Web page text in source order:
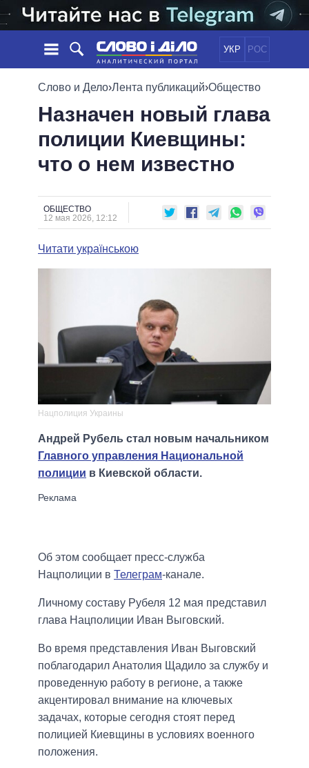
УКР РОС
НОВОСТИ
ЛЕНТА
СОБЫТИЯ
СТАТЬИ
ОБЗОРЫ
ДАЙДЖЕСТЫ
ПОЛИТИКА
ЭКОНОМИКА
ОБЩЕСТВО
ОБЕЩАНИЯ
ПОЛИТИКИ
ПРЕЗИДЕНТ И ОФИС
ВЕРХОВНАЯ РАДА
ВИДЕО
СРАВНЕНИЕ ПОЛИТИКОВ
Слово и Дело›Лента публикаций›Общество
Назначен новый глава
полиции Киевщины:
что о нем известно
ОБЩЕСТВО
12 мая 2026, 12:12
Читати українською
Нацполиция Украины
Андрей Рубель стал новым начальником
Главного управления Национальной
полиции в Киевской области.
Об этом сообщает пресс-служба
Нацполиции в Телеграм-канале.
Личному составу Рубеля 12 мая представил
глава Нацполиции Иван Выговский.
Во время представления Иван Выговский
поблагодарил Анатолия Щадило за службу и
проведенную работу в регионе, а также
акцентировал внимание на ключевых
задачах, которые сегодня стоят перед
полицией Киевщины в условиях военного
положения.